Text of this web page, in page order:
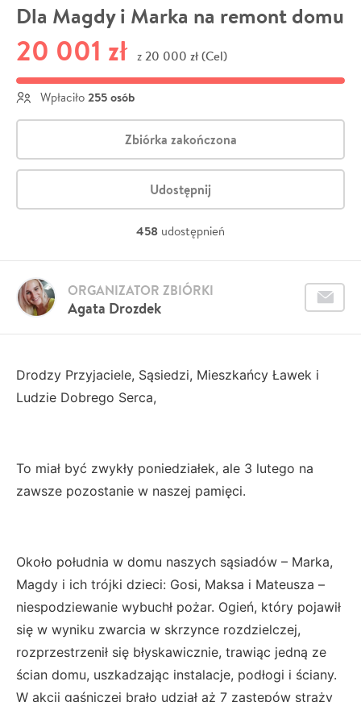
Dla Magdy i Marka na remont domu
20 001 zł z 20 000 zł (Cel)
Wpłaciło 255 osób
Zbiórka zakończona
Udostępnij
458 udostępnień
Agata Drozdek
ORGANIZATOR ZBIÓRKI
Drodzy Przyjaciele, Sąsiedzi, Mieszkańcy Ławek i
Ludzie Dobrego Serca,
To miał być zwykły poniedziałek, ale 3 lutego na
zawsze pozostanie w naszej pamięci.
Około południa w domu naszych sąsiadów – Marka,
Magdy i ich trójki dzieci: Gosi, Maksa i Mateusza –
niespodziewanie wybuchł pożar. Ogień, który pojawił
się w wyniku zwarcia w skrzynce rozdzielczej,
rozprzestrzenił się błyskawicznie, trawiąc jedną ze
ścian domu, uszkadzając instalacje, podłogi i ściany.
W akcji gaśniczej brało udział aż 7 zastępów straży